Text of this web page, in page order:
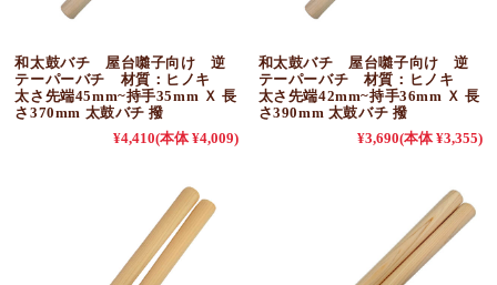
和太鼓バチ 屋台囃子向け 逆
テーパーバチ 材質：ヒノキ
太さ先端45mm~持手35mm Ｘ 長
さ370mm 太鼓バチ 撥
¥4,410(本体 ¥4,009)
和太鼓バチ 屋台囃子向け 逆
テーパーバチ 材質：ヒノキ
太さ先端42mm~持手36mm Ｘ 長
さ390mm 太鼓バチ 撥
¥3,690(本体 ¥3,355)